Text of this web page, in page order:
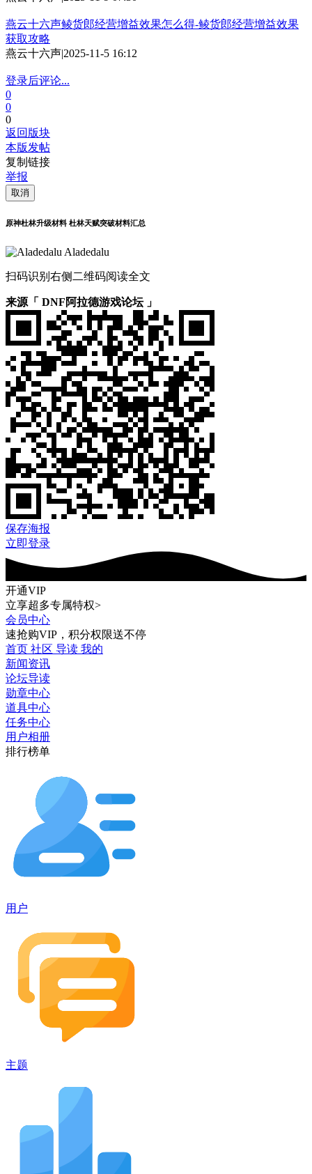
燕云十六声鲮货郎经营增益效果怎么得-鲮货郎经营增益效果
获取攻略
燕云十六声|2025-11-5 16:12
登录后评论...
0
0
0
返回版块
本版发帖
复制链接
举报
取消
原神杜林升级材料 杜林天赋突破材料汇总
Aladedalu
扫码识别右侧二维码阅读全文
来源「 DNF阿拉德游戏论坛 」
保存海报
立即登录
开通VIP
立享超多专属特权>
会员中心
速抢购VIP，积分权限送不停
首页 社区 导读 我的
新闻资讯
论坛导读
勋章中心
道具中心
任务中心
用户相册
排行榜单
用户
主题